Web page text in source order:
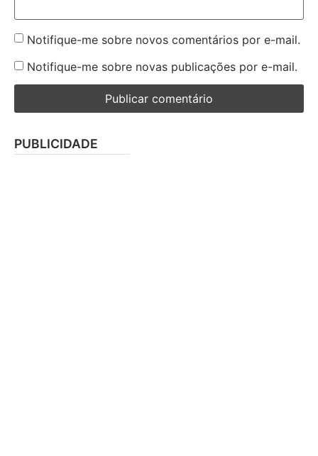
Notifique-me sobre novos comentários por e-mail.
Notifique-me sobre novas publicações por e-mail.
PUBLICIDADE